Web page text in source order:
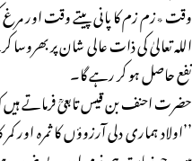
وقت ٭زم زم کا پانی پیتے وقت اور
اللہ تعالیٰ کی ذات عالی شان پر
نفع حاصل ہو کر رہے گا۔
حضرت احنف بن قیس تابعیؒ فرماتے ہیں
’’اولاد ہماری دلی آرزوؤں کا ثمرہ